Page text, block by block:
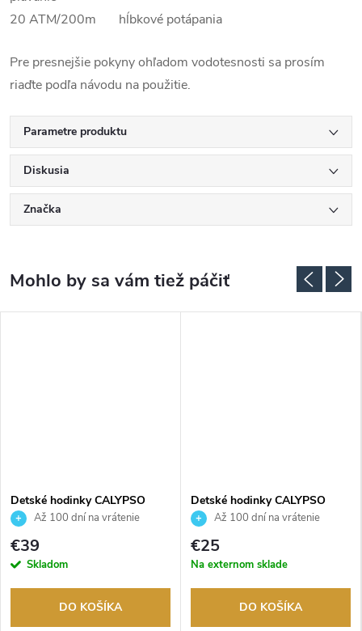
20 ATM/200m hĺbkové potápania
Pre presnejšie pokyny ohľadom vodotesnosti sa prosím
riaďte podľa návodu na použitie.
Parametre produktu
Diskusia
Značka
Detské hodinky CALYPSO
K5776/4Až 100 dní na vrátenie
tovaru. Autorizovaný predajca.
€39
Skladom
DO KOŠÍKA
Detské hodinky CALYPSO
K5844/6Až 100 dní na vrátenie
tovaru. Autorizovaný predajca.
€25
Na externom sklade
DO KOŠÍKA